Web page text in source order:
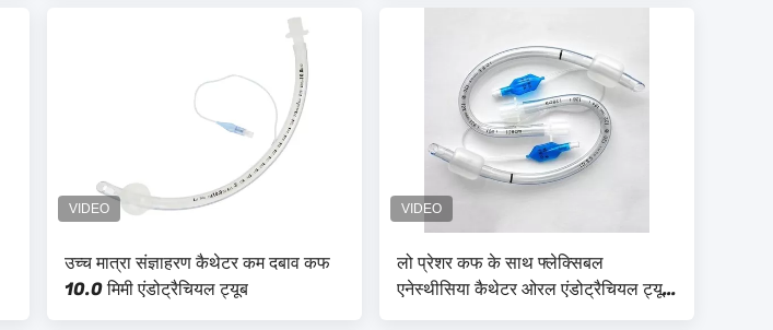
उच्च मात्रा संज्ञाहरण कैथेटर कम दबाव कफ
10.0 मिमी एंडोट्रैचियल ट्यूब
लो प्रेशर कफ के साथ फ्लेक्सिबल
एनेस्थीसिया कैथेटर ओरल एंडोट्रैचियल ट्यूब
एयरवे